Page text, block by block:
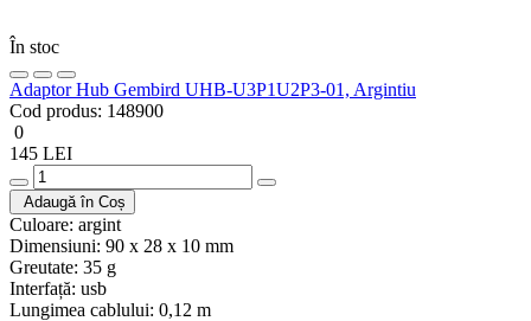
În stoc
Adaptor Hub Gembird UHB-U3P1U2P3-01, Argintiu
Cod produs: 148900
0
145 LEI
Adaugă în Coș
Culoare: argint
Dimensiuni: 90 x 28 x 10 mm
Greutate: 35 g
Interfață: usb
Lungimea cablului: 0,12 m